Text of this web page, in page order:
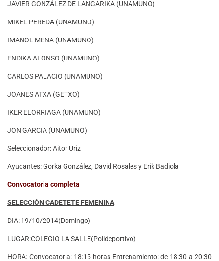
JAVIER GONZÁLEZ DE LANGARIKA (UNAMUNO)
MIKEL PEREDA (UNAMUNO)
IMANOL MENA (UNAMUNO)
ENDIKA ALONSO (UNAMUNO)
CARLOS PALACIO (UNAMUNO)
JOANES ATXA (GETXO)
IKER ELORRIAGA (UNAMUNO)
JON GARCIA (UNAMUNO)
Seleccionador: Aitor Uriz
Ayudantes: Gorka González, David Rosales y Erik Badiola
Convocatoria completa
SELECCIÓN CADETETE FEMENINA
DIA: 19/10/2014(Domingo)
LUGAR:COLEGIO LA SALLE(Polideportivo)
HORA: Convocatoria: 18:15 horas Entrenamiento: de 18:30 a 20:30